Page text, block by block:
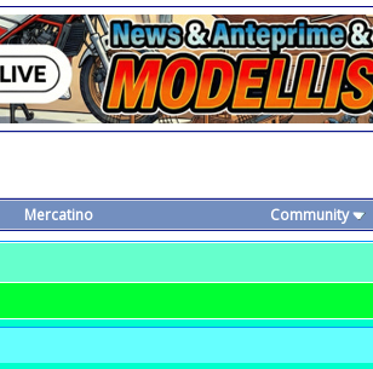
Mercatino Community